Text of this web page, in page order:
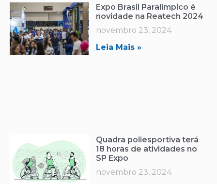
Expo Brasil Paralímpico é
novidade na Reatech 2024
novembro 23, 2024
Leia Mais »
Quadra poliesportiva terá
18 horas de atividades no
SP Expo
novembro 23, 2024